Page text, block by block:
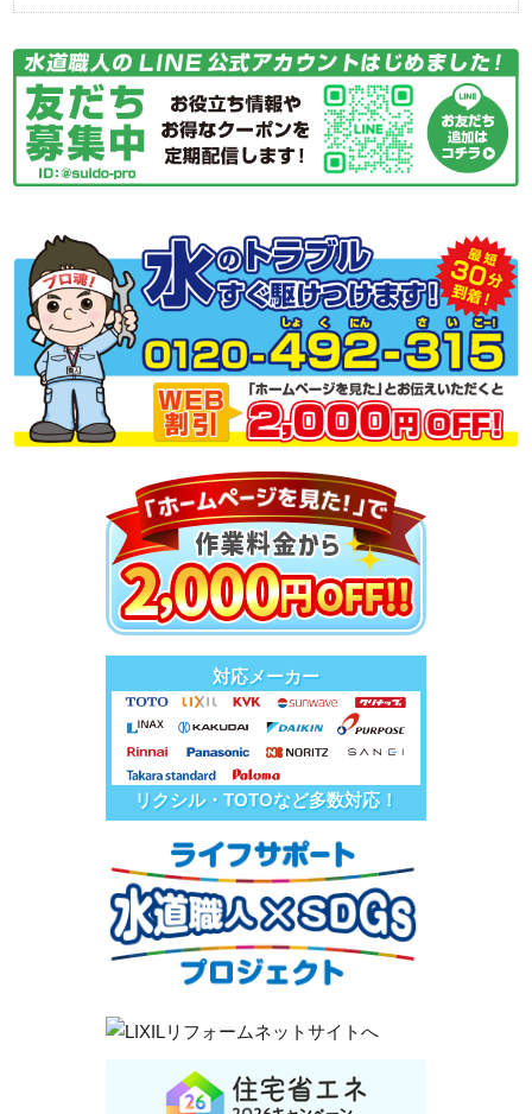
対応メーカー
リクシル・TOTOなど多数対応！